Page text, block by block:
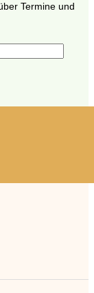
Termine und